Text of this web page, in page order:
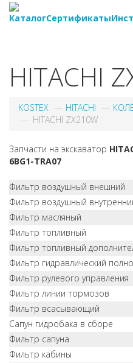
КаталогСертификаты
HITACHI
KOSTEX HITACHI
HITACHI ZX210W
Запчасти на экскаватор
6BG1-TRA07
Фильтр воздушный внешний
Фильтр воздушный
Фильтр масляный
Фильтр топливный
Фильтр топливный
Фильтр гидравлический
Фильтр рулевого управления
Фильтр линии тормозов
Фильтр всасывающий
Сапун гидробака в сборе
Фильтр сапуна
Фильтр кабины